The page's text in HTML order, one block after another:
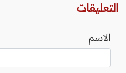
التعليقات
الاسم